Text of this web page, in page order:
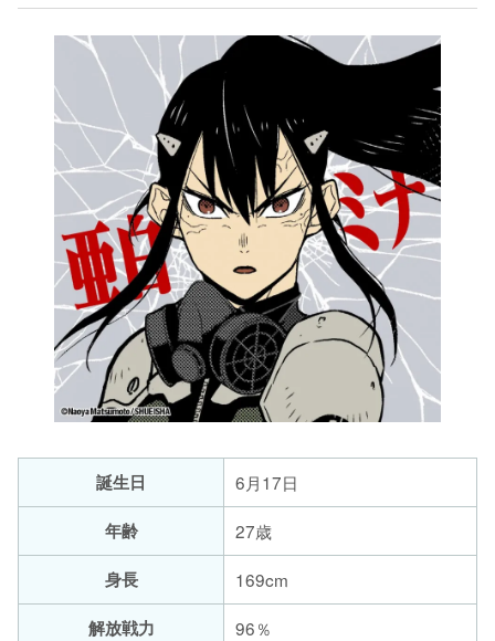
誕生日
6月17日
年齢
27歳
身長
169cm
解放戦力
96％